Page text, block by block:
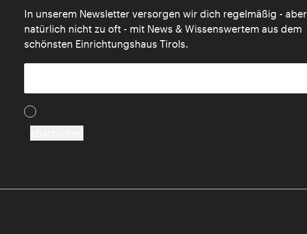
In unserem Newsletter versorgen wir dich regelmäßig - aber
natürlich nicht zu oft - mit News & Wissenswertem aus dem
schönsten Einrichtungshaus Tirols.